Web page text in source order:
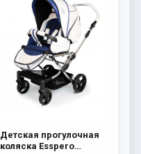
Детская прогулочная
коляска Esspero